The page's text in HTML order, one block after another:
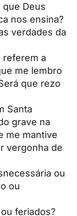
que Deus
nos ensina?
verdades da
referem a
me lembro
que rezo
Santa
grave na
me mantive
vergonha de
ou
ou
feriados?